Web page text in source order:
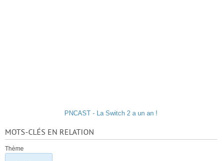
PNCAST - La Switch 2 a un an !
MOTS-CLÉS EN RELATION
Thème